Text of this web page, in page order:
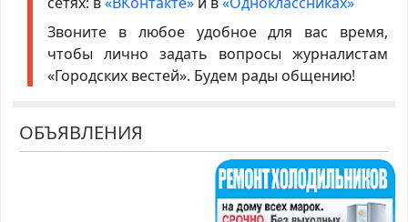
Звоните в любое удобное для вас время,
чтобы лично задать вопросы журналистам
«Городских вестей». Будем рады общению!
ОБЪЯВЛЕНИЯ